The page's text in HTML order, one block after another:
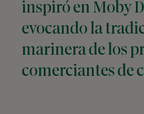
inspiró en Moby
evocando la
marinera de los
comerciantes de